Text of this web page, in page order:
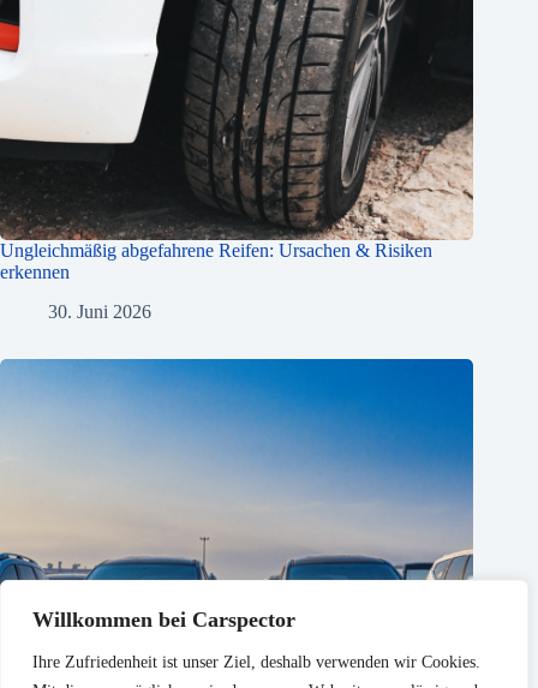
Willkommen bei Carspector
Ihre Zufriedenheit ist unser Ziel, deshalb verwenden wir Cookies.
Ungleichmäßig abgefahrene Reifen: Ursachen & Risiken
erkennen
30. Juni 2026